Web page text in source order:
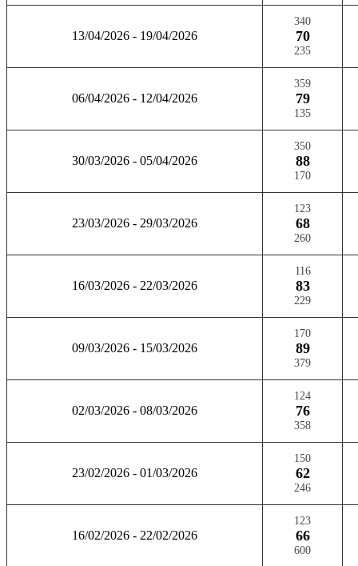
13/04/2026 - 19/04/2026
340
70
235
06/04/2026 - 12/04/2026
359
79
135
30/03/2026 - 05/04/2026
350
88
170
23/03/2026 - 29/03/2026
123
68
260
16/03/2026 - 22/03/2026
116
83
229
09/03/2026 - 15/03/2026
170
89
379
02/03/2026 - 08/03/2026
124
76
358
23/02/2026 - 01/03/2026
150
62
246
16/02/2026 - 22/02/2026
123
66
600